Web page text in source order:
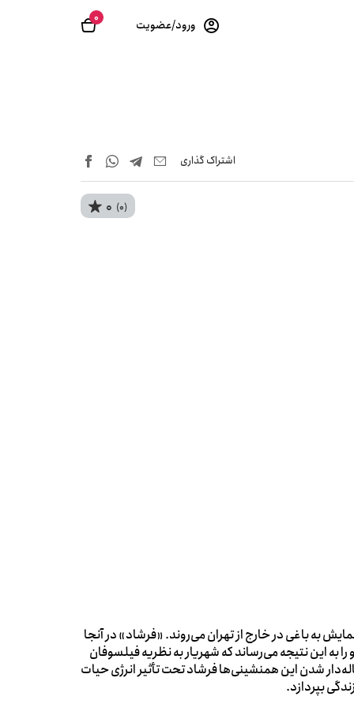
0 ورود/عضویت
اشتراک‌ گذاری
0 (0)
به باغی در خارج از تهران می‌روند. «فرشاد» در آنجا
به این نتیجه می‌رساند که شهریار به نظریه فیلسوفان
شدن این همنشینی‌ها فرشاد تحت تأثیر انرژی حیات
بپردازد.